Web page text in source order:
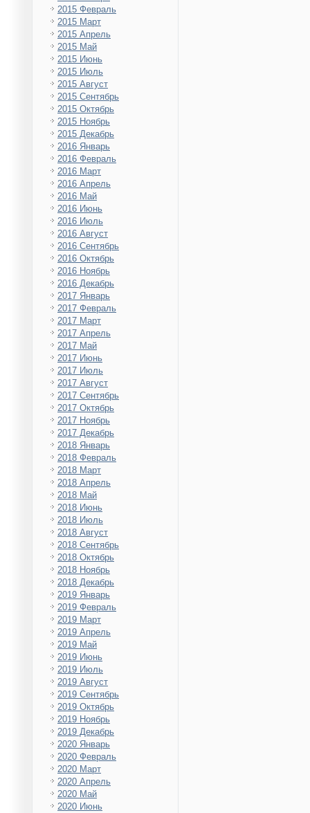
2015 Февраль
2015 Март
2015 Апрель
2015 Май
2015 Июнь
2015 Июль
2015 Август
2015 Сентябрь
2015 Октябрь
2015 Ноябрь
2015 Декабрь
2016 Январь
2016 Февраль
2016 Март
2016 Апрель
2016 Май
2016 Июнь
2016 Июль
2016 Август
2016 Сентябрь
2016 Октябрь
2016 Ноябрь
2016 Декабрь
2017 Январь
2017 Февраль
2017 Март
2017 Апрель
2017 Май
2017 Июнь
2017 Июль
2017 Август
2017 Сентябрь
2017 Октябрь
2017 Ноябрь
2017 Декабрь
2018 Январь
2018 Февраль
2018 Март
2018 Апрель
2018 Май
2018 Июнь
2018 Июль
2018 Август
2018 Сентябрь
2018 Октябрь
2018 Ноябрь
2018 Декабрь
2019 Январь
2019 Февраль
2019 Март
2019 Апрель
2019 Май
2019 Июнь
2019 Июль
2019 Август
2019 Сентябрь
2019 Октябрь
2019 Ноябрь
2019 Декабрь
2020 Январь
2020 Февраль
2020 Март
2020 Апрель
2020 Май
2020 Июнь